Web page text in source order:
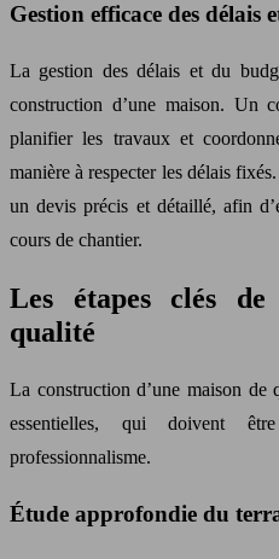
Gestion efficace des délais
La gestion des délais et du
construction d’une maison. Un
planifier les travaux et
manière à respecter les délais
un devis précis et détaillé, afin
cours de chantier.
Les étapes clés
qualité
La construction d’une maison de
essentielles, qui doivent
professionnalisme.
Étude approfondie du